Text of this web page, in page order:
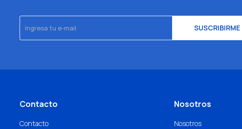
SUSCRIBIRME
Contacto
Contacto
Nosotros
Nosotros